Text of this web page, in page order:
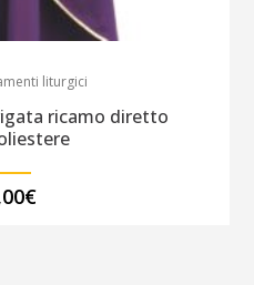
liturgici
ricamo diretto
€